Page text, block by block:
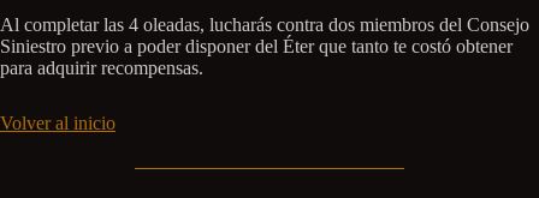
Al completar las 4 oleadas, lucharás contra dos miembros del Consejo
Siniestro previo a poder disponer del Éter que tanto te costó obtener
para adquirir recompensas.
Volver al inicio